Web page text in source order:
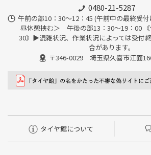
0480-21-5287
午前の部10：30～12：45 (午前中の最終受
昼休憩挟む＞ 午後の部13：30～19：00 《
30》▶︎混雑状況、作業状況によっては受付
合があります。
〒346-0029 埼玉県久喜市江面
タイヤ館について